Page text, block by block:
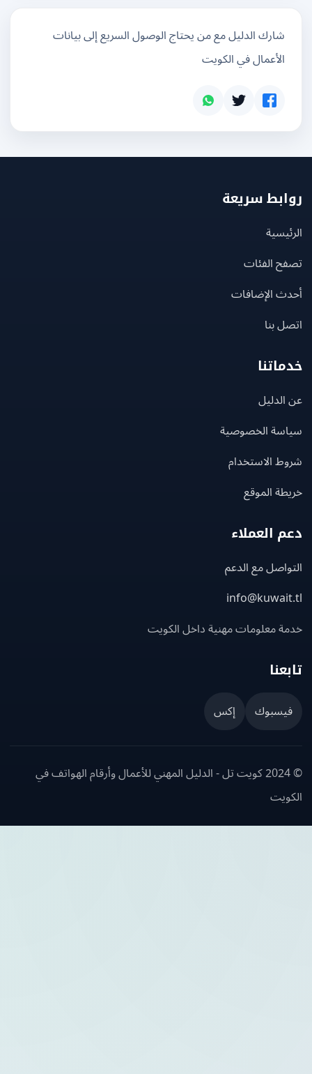
شارك الدليل مع من يحتاج الوصول السريع إلى بيانات
الأعمال في الكويت
سريعة
الفئات
الإضافات
بنا
الخصوصية
الاستخدام
الموقع
العملاء
مع الدعم
معلومات مهنية داخل الكويت
إكس
© 2024 كويت تل - الدليل المهني للأعمال وأرقام الهواتف في